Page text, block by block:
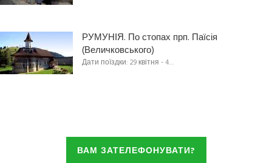
РУМУНІЯ. По стопах прп. Паїсія
(Величковського)
Дати поїздки: 29 квітня - 4…
ВАМ ЗАТЕЛЕФОНУВАТИ?